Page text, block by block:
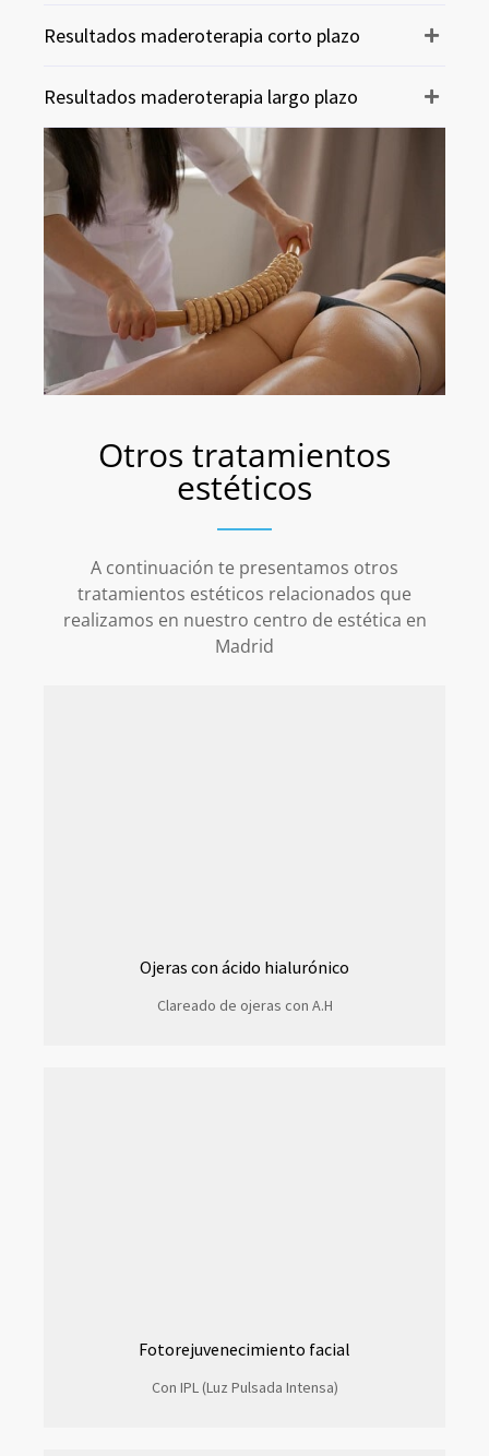
Resultados maderoterapia corto plazo
Resultados maderoterapia largo plazo
Otros tratamientos
estéticos
A continuación te presentamos otros
tratamientos estéticos relacionados que
realizamos en nuestro centro de estética en
Madrid
Ojeras con ácido hialurónico
Clareado de ojeras con A.H
Fotorejuvenecimiento facial
Con IPL (Luz Pulsada Intensa)